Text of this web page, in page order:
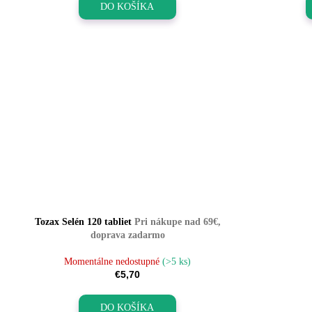
DO KOŠÍKA
Tozax Selén 120 tabliet Pri nákupe nad 69€,
doprava zadarmo
Momentálne nedostupné (>5 ks)
€5,70
DO KOŠÍKA